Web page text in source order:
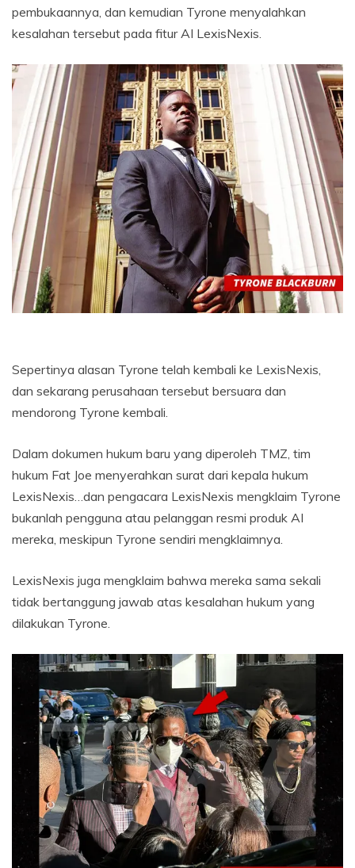
pembukaannya, dan kemudian Tyrone menyalahkan
kesalahan tersebut pada fitur AI LexisNexis.
Sepertinya alasan Tyrone telah kembali ke LexisNexis,
dan sekarang perusahaan tersebut bersuara dan
mendorong Tyrone kembali.
Dalam dokumen hukum baru yang diperoleh TMZ, tim
hukum Fat Joe menyerahkan surat dari kepala hukum
LexisNexis…dan pengacara LexisNexis mengklaim Tyrone
bukanlah pengguna atau pelanggan resmi produk AI
mereka, meskipun Tyrone sendiri mengklaimnya.
LexisNexis juga mengklaim bahwa mereka sama sekali
tidak bertanggung jawab atas kesalahan hukum yang
dilakukan Tyrone.